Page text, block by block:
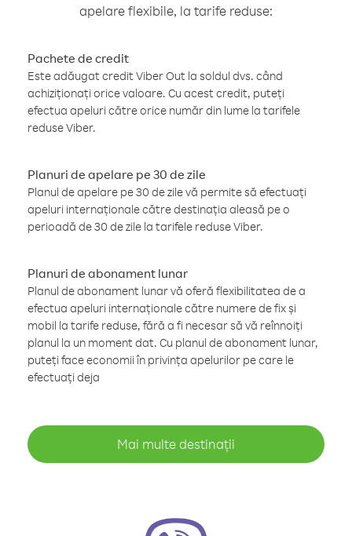
apelare flexibile, la tarife reduse:
Pachete de credit
Este adăugat credit Viber Out la soldul dvs. când
achiziționați orice valoare. Cu acest credit, puteți
efectua apeluri către orice număr din lume la tarifele
reduse Viber.
Planuri de apelare pe 30 de zile
Planul de apelare pe 30 de zile vă permite să efectuați
apeluri internaționale către destinația aleasă pe o
perioadă de 30 de zile la tarifele reduse Viber.
Planuri de abonament lunar
Planul de abonament lunar vă oferă flexibilitatea de a
efectua apeluri internaționale către numere de fix și
mobil la tarife reduse, fără a fi necesar să vă reînnoiți
planul la un moment dat. Cu planul de abonament lunar,
puteți face economii în privința apelurilor pe care le
efectuați deja
Mai multe destinații